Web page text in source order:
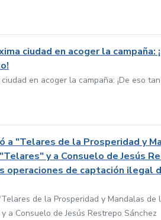
ciudad en acoger la campaña:
en acoger la campaña: ¡De eso
a "Telares de la Prosperidad y
y a Consuelo de Jesús
operaciones de captación ilegal
de la Prosperidad y Mandalas de
a Consuelo de Jesús Restrepo Sánchez